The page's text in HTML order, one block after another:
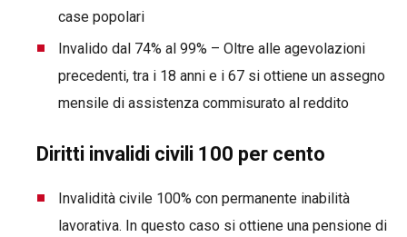
case popolari
Invalido dal 74% al 99% – Oltre alle agevolazioni
precedenti, tra i 18 anni e i 67 si ottiene un assegno
mensile di assistenza commisurato al reddito
Diritti invalidi civili 100 per cento
Invalidità civile 100% con permanente inabilità
lavorativa. In questo caso si ottiene una pensione di